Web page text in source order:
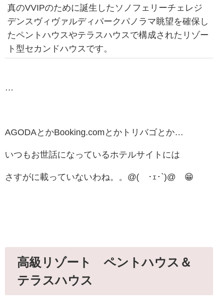
真のVVIPのために誕生したソノフェリーチェレジ
デンスヴィヴァルディパークパノラマ眺望を確保し
たペントハウスやテラスハウスで構成されたリゾー
ト型セカンドハウスです。
…
AGODAとかBooking.comとかトリバゴとか…
いつもお世話になっているホテルサイトには
さすがに載っていないわね。。 @(´･ｪ･`)@ 😁
高級リゾートペントハウス＆
テラスハウス